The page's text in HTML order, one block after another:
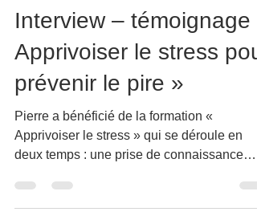
Fabien Genetier
19 mars 2024
4 min de lecture
Interview – témoignage «
Apprivoiser le stress
prévenir le pire »
Pierre a bénéficié de la formation «
Apprivoiser le stress » qui se déroule en